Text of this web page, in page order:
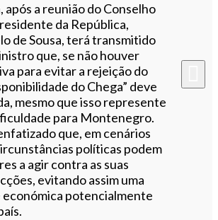
a reunião do Conselho
da República,
de Sousa, terá transmitido
que, se não houver
para evitar a rejeição do
do Chega” deve
mesmo que isso represente
para Montenegro.
que, em cenários
políticas podem
a agir contra as suas
evitando assim uma
económica potencialmente